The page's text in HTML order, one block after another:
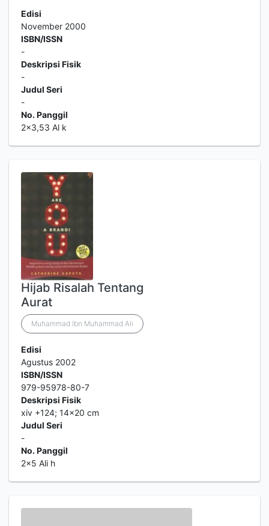
Edisi
November 2000
ISBN/ISSN
-
Deskripsi Fisik
-
Judul Seri
-
No. Panggil
2x3,53 Al k
Hijab Risalah Tentang
Aurat
Muhammad Ibn Muhammad Ali
Edisi
Agustus 2002
ISBN/ISSN
979-95978-80-7
Deskripsi Fisik
xiv +124; 14x20 cm
Judul Seri
-
No. Panggil
2x5 Ali h